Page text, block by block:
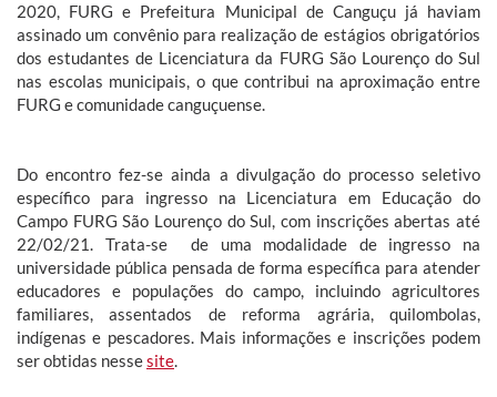
2020, FURG e Prefeitura Municipal de Canguçu já haviam
assinado um convênio para realização de estágios obrigatórios
dos estudantes de Licenciatura da FURG São Lourenço do Sul
nas escolas municipais, o que contribui na aproximação entre
FURG e comunidade canguçuense.
Do encontro fez-se ainda a divulgação do processo seletivo
específico para ingresso na Licenciatura em Educação do
Campo FURG São Lourenço do Sul, com inscrições abertas até
22/02/21. Trata-se de uma modalidade de ingresso na
universidade pública pensada de forma específica para atender
educadores e populações do campo, incluindo agricultores
familiares, assentados de reforma agrária, quilombolas,
indígenas e pescadores. Mais informações e inscrições podem
ser obtidas nessesite.